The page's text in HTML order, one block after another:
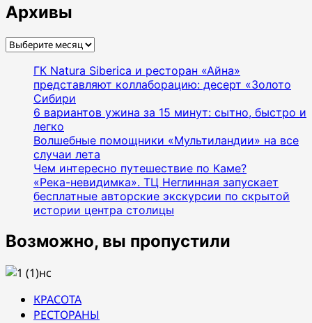
Архивы
Архивы
ГК Natura Siberica и ресторан «Айна»
представляют коллаборацию: десерт «Золото
Сибири
6 вариантов ужина за 15 минут: сытно, быстро и
легко
Волшебные помощники «Мультиландии» на все
случаи лета
Чем интересно путешествие по Каме?
«Река-невидимка». ТЦ Неглинная запускает
бесплатные авторские экскурсии по скрытой
истории центра столицы
Возможно, вы пропустили
КРАСОТА
РЕСТОРАНЫ